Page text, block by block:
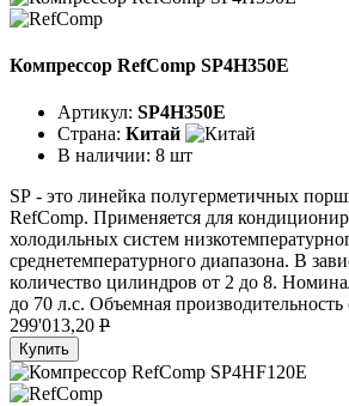
Компрессор RefComp SP4H350E
Артикул: SP4H350E
Страна: Китай
В наличии: 8 шт
SР - это линейка полугерметичных
RefComp. Применяется для
холодильных систем
среднетемпературного диапазона. В
количество цилиндров от 2 до 8.
до 70 л.с. Объемная
299'013,20 P
Купить